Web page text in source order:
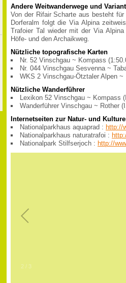
Andere Weitwanderwege und
Von der Rifair Scharte aus besteht
Dorferalm folgt die Via Alpina
Trafoier Tal wieder mit der Via
Höfe- und den Archaikweg.
Nützliche topografische Karten
Nr. 52 Vinschgau ~ Kompass
Nr. 044 Vinschgau Sesvenna ~
WKS 2 Vinschgau-Ötztaler Alpen
Nützliche Wanderführer
Lexikon 52 Vinschgau ~ Kompass
Wanderführer Vinschgau ~ Rother
Internetseiten zur Natur- und
Nationalparkhaus aquaprad : http://
Nationalparkhaus naturatrafoi :
Nationalpark Stilfserjoch : http://
2 / 3